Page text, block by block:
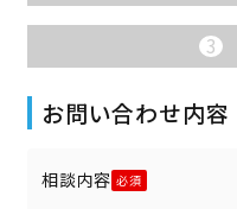
3
お問い合わせ内容
相談内容